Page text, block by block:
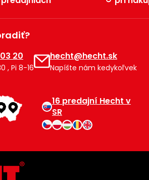
20
, Pi 8-16
hecht@hecht.sk
Napíšte nám kedykoľvek
16 predajní Hecht v
SR